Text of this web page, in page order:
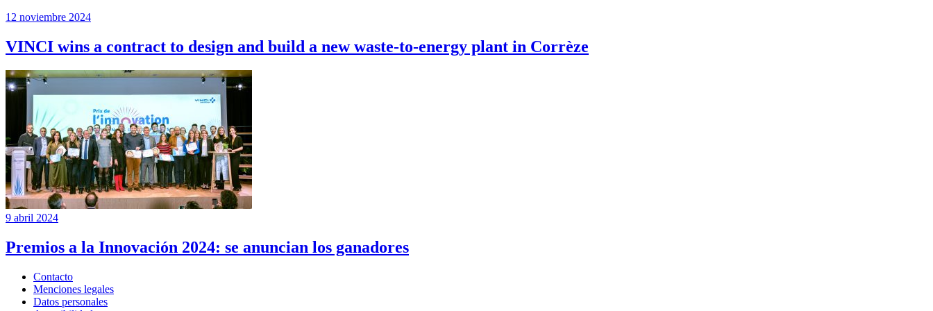
12 noviembre 2024
VINCI wins a contract to design and build a new waste-to-energy plant in Corrèze
9 abril 2024
Premios a la Innovación 2024: se anuncian los ganadores
Contacto
Menciones legales
Datos personales